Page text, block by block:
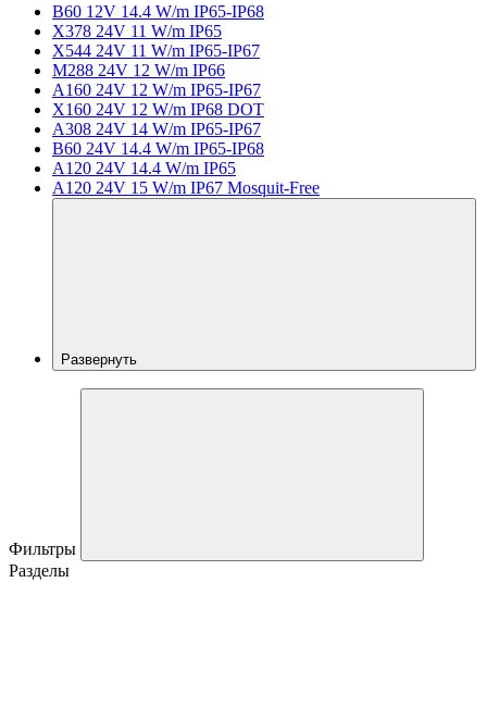
B60 12V 14.4 W/m IP65-IP68
X378 24V 11 W/m IP65
X544 24V 11 W/m IP65-IP67
M288 24V 12 W/m IP66
A160 24V 12 W/m IP65-IP67
X160 24V 12 W/m IP68 DOT
A308 24V 14 W/m IP65-IP67
B60 24V 14.4 W/m IP65-IP68
A120 24V 14.4 W/m IP65
A120 24V 15 W/m IP67 Mosquit-Free
Развернуть
Фильтры
Разделы